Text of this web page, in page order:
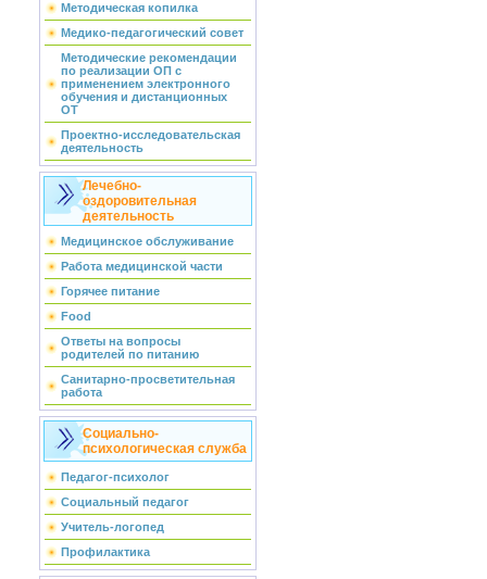
Методическая копилка
Медико-педагогический совет
Методические рекомендации
по реализации ОП с
применением электронного
обучения и дистанционных
ОТ
Проектно-исследовательская
деятельность
Лечебно-
оздоровительная
деятельность
Медицинское обслуживание
Работа медицинской части
Горячее питание
Food
Ответы на вопросы
родителей по питанию
Санитарно-просветительная
работа
Социально-
психологическая служба
Педагог-психолог
Социальный педагог
Учитель-логопед
Профилактика